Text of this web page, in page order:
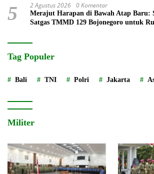
5 2 Agustus 2026 0 Komentar
Merajut Harapan di Bawah Atap Baru:
Satgas TMMD 129 Bojonegoro untuk
Tag Populer
Bali TNI Polri Jakarta
Militer